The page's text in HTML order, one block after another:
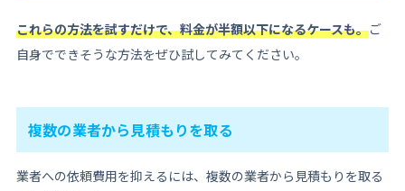
これらの方法を試すだけで、料金が半額以下になるケースも。ご
自身でできそうな方法をぜひ試してみてください。
複数の業者から見積もりを取る
業者への依頼費用を抑えるには、複数の業者から見積もりを取る